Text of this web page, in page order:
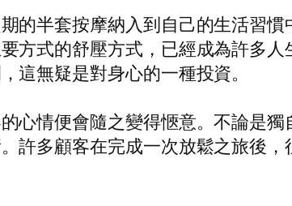
的半套按摩納入到自己的生活習
方式的舒壓方式，已經成為許多
這無疑是對身心的一種投資。
心情便會隨之變得愜意。不論是
許多顧客在完成一次放鬆之旅後